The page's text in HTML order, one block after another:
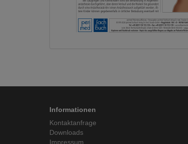
Informationen
Kontaktanfrage
Downloads
Impressum